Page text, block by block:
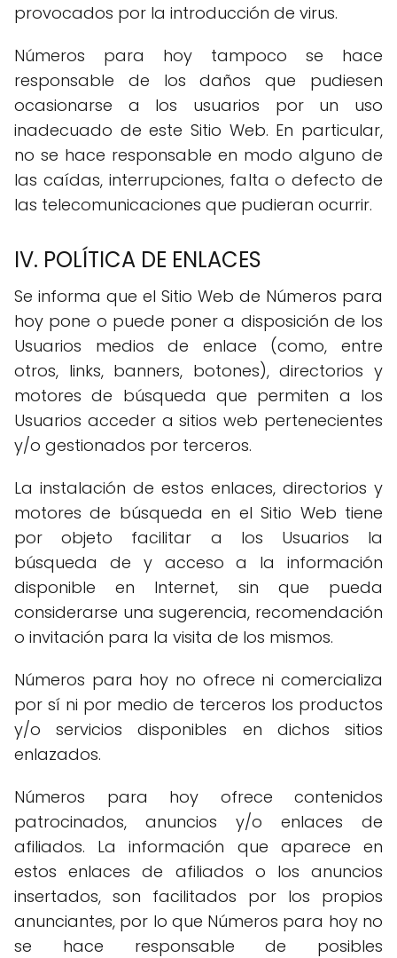
provocados por la introducción de virus.
Números para hoy tampoco se hace
responsable de los daños que pudiesen
ocasionarse a los usuarios por un uso
inadecuado de este Sitio Web. En particular,
no se hace responsable en modo alguno de
las caídas, interrupciones, falta o defecto de
las telecomunicaciones que pudieran ocurrir.
IV. POLÍTICA DE ENLACES
Se informa que el Sitio Web de Números para
hoy pone o puede poner a disposición de los
Usuarios medios de enlace (como, entre
otros, links, banners, botones), directorios y
motores de búsqueda que permiten a los
Usuarios acceder a sitios web pertenecientes
y/o gestionados por terceros.
La instalación de estos enlaces, directorios y
motores de búsqueda en el Sitio Web tiene
por objeto facilitar a los Usuarios la
búsqueda de y acceso a la información
disponible en Internet, sin que pueda
considerarse una sugerencia, recomendación
o invitación para la visita de los mismos.
Números para hoy no ofrece ni comercializa
por sí ni por medio de terceros los productos
y/o servicios disponibles en dichos sitios
enlazados.
Números para hoy ofrece contenidos
patrocinados, anuncios y/o enlaces de
afiliados. La información que aparece en
estos enlaces de afiliados o los anuncios
insertados, son facilitados por los propios
anunciantes, por lo que Números para hoy no
se hace responsable de posibles